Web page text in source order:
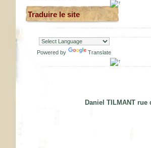
Traduire le site
Powered by Translate
Daniel TILMANT